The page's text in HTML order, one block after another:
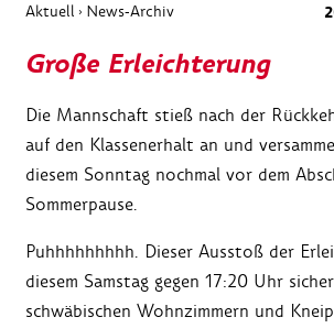
Aktuell › News-Archiv
Große Erleichterung
Die Mannschaft stieß nach der
auf den Klassenerhalt an und
diesem Sonntag nochmal vor dem
Sommerpause.
Puhhhhhhhhh. Dieser Ausstoß der
diesem Samstag gegen 17:20 Uhr
schwäbischen Wohnzimmern und